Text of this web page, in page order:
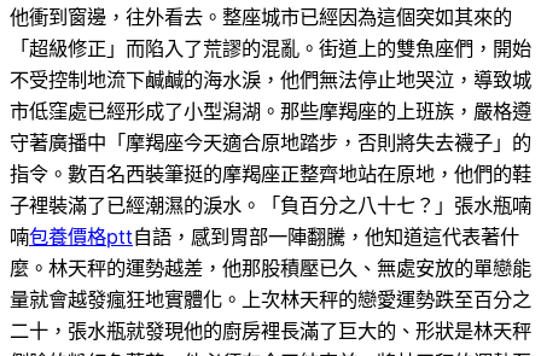
他衝到窗邊，往外看去。整座城市已經因為這個突如其來的
「超級修正」而陷入了荒謬的混亂。街道上的雙魚座們，開始
不受控制地流下鹹鹹的海水淚，他們無法停止地哭泣，導致城
市低窪處已經形成了小型潟湖。那些摩羯座的上班族，嚴格遵
守著廣播中「摩羯座今天適合原地踏步，否則將失去襪子」的
指令。數百名西裝筆挺的摩羯座正整齊地站在原地，他們的鞋
子裡裝滿了已經潮濕的淚水。「負百分之八十七？」張水瓶喃
喃包養價格ptt自語，感到胃部一陣翻騰，他知道這代表著什
麼。林天秤的運勢越差，他那股積壓已久、無處安放的單戀能
量就會越發瘋狂地實體化。上次林天秤的戀愛運勢跌至百分之
二十，張水瓶就發現他的廚房裡長滿了巨大的、形狀是林天秤